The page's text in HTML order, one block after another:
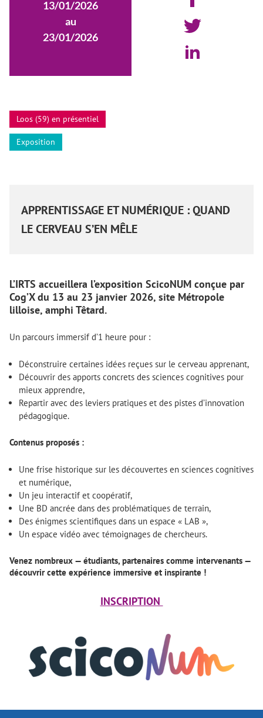
13/01/2026
au
23/01/2026
Loos (59) en présentiel
Exposition
APPRENTISSAGE ET NUMÉRIQUE : QUAND
LE CERVEAU S’EN MÊLE
L’IRTS accueillera l’exposition ScicoNUM conçue par
Cog’X du 13 au 23 janvier 2026, site Métropole
lilloise, amphi Têtard.
Un parcours immersif d’1 heure pour :
Déconstruire certaines idées reçues sur le cerveau apprenant,
Découvrir des apports concrets des sciences cognitives pour
mieux apprendre,
Repartir avec des leviers pratiques et des pistes d’innovation
pédagogique.
Contenus proposés :
Une frise historique sur les découvertes en sciences cognitives
et numérique,
Un jeu interactif et coopératif,
Une BD ancrée dans des problématiques de terrain,
Des énigmes scientifiques dans un espace « LAB »,
Un espace vidéo avec témoignages de chercheurs.
Venez nombreux — étudiants, partenaires comme intervenants —
découvrir cette expérience immersive et inspirante !
INSCRIPTION